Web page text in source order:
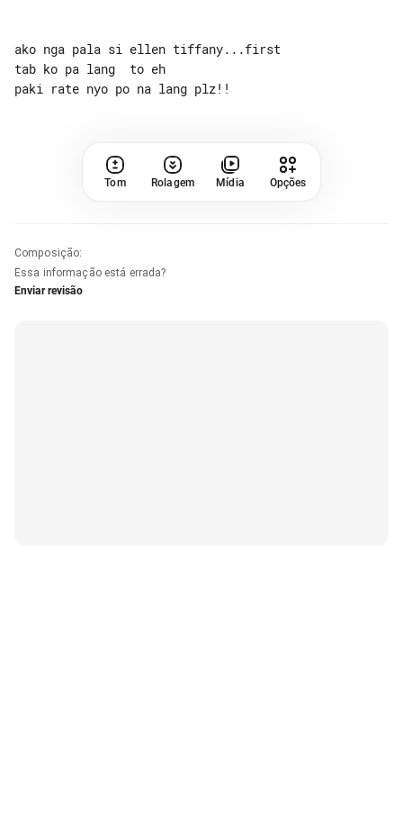
ako nga pala si ellen tiffany...first
tab ko pa lang  to eh
Tom Rolagem Mídia Opções
Composição:
Essa informação está errada?
Enviar revisão